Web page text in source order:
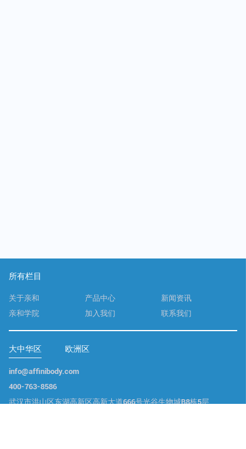
所有栏目
关于亲和 产品中心
新闻资讯
亲和学院
加入我们 联系我们
大中华区 欧洲区
info@affinibody.com
400-763-8586
武汉市洪山区东湖高新区高新大道666号光谷生物城B8栋5层